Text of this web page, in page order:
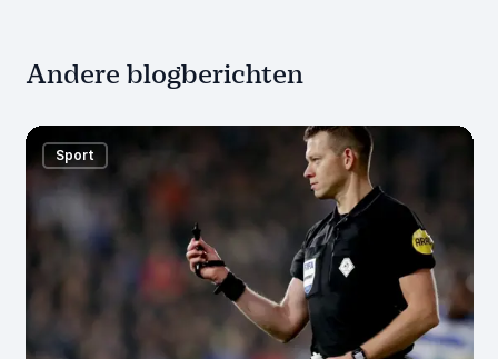
Andere blogberichten
Sport